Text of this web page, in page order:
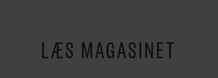
LÆS MAGASINET